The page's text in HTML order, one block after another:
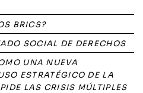
BRICS?
SOCIAL DE DERECHOS
UNA NUEVA
ESTRATÉGICO DE LA
LAS CRISIS MÚLTIPLES